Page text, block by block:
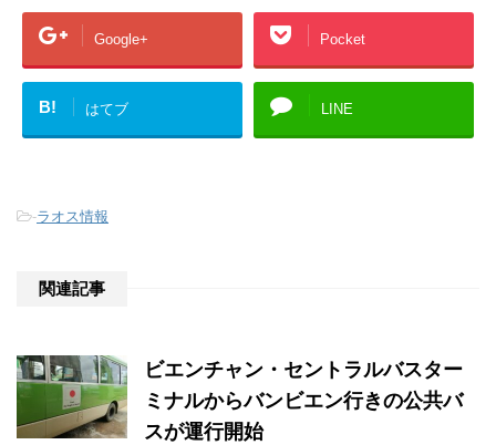
Google+ Pocket
B! はてブ LINE
-ラオス情報
関連記事
ビエンチャン・セントラルバスター
ミナルからバンビエン行きの公共バ
スが運行開始